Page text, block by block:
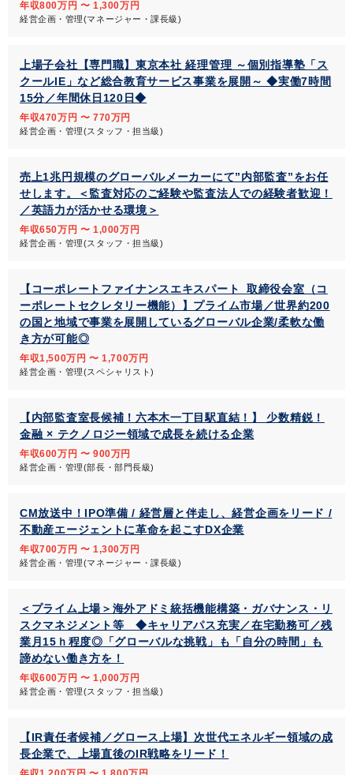
年収800万円 〜 1,300万円
経営企画・管理(マネージャー・課長級)
上場子会社【専門職】東京本社 経理管理 ～個別指導塾「ス
クールIE」など総合教育サービス事業を展開～ ◆実働7時間
15分／年間休日120日◆
年収470万円 〜 770万円
経営企画・管理(スタッフ・担当級)
売上1兆円規模のグローバルメーカーにて”内部監査”をお任
せします。＜監査対応のご経験や監査法人での経験者歓迎！
／英語力が活かせる環境＞
年収650万円 〜 1,000万円
経営企画・管理(スタッフ・担当級)
【コーポレートファイナンスエキスパート_取締役会室（コ
ーポレートセクレタリー機能）】プライム市場／世界約200
の国と地域で事業を展開しているグローバル企業/柔軟な働
き方が可能◎
年収1,500万円 〜 1,700万円
経営企画・管理(スペシャリスト)
【内部監査室長候補！六本木一丁目駅直結！】 少数精鋭！
金融 × テクノロジー領域で成長を続ける企業
年収600万円 〜 900万円
経営企画・管理(部長・部門長級)
CM放送中！IPO準備 / 経営層と伴走し、経営企画をリード /
不動産エージェントに革命を起こすDX企業
年収700万円 〜 1,300万円
経営企画・管理(マネージャー・課長級)
＜プライム上場＞海外アドミ統括機能構築・ガバナンス・リ
スクマネジメント等 ◆キャリアパス充実／在宅勤務可／残
業月15ｈ程度◎「グローバルな挑戦」も「自分の時間」も
諦めない働き方を！
年収600万円 〜 1,000万円
経営企画・管理(スタッフ・担当級)
【IR責任者候補／グロース上場】次世代エネルギー領域の成
長企業で、上場直後のIR戦略をリード！